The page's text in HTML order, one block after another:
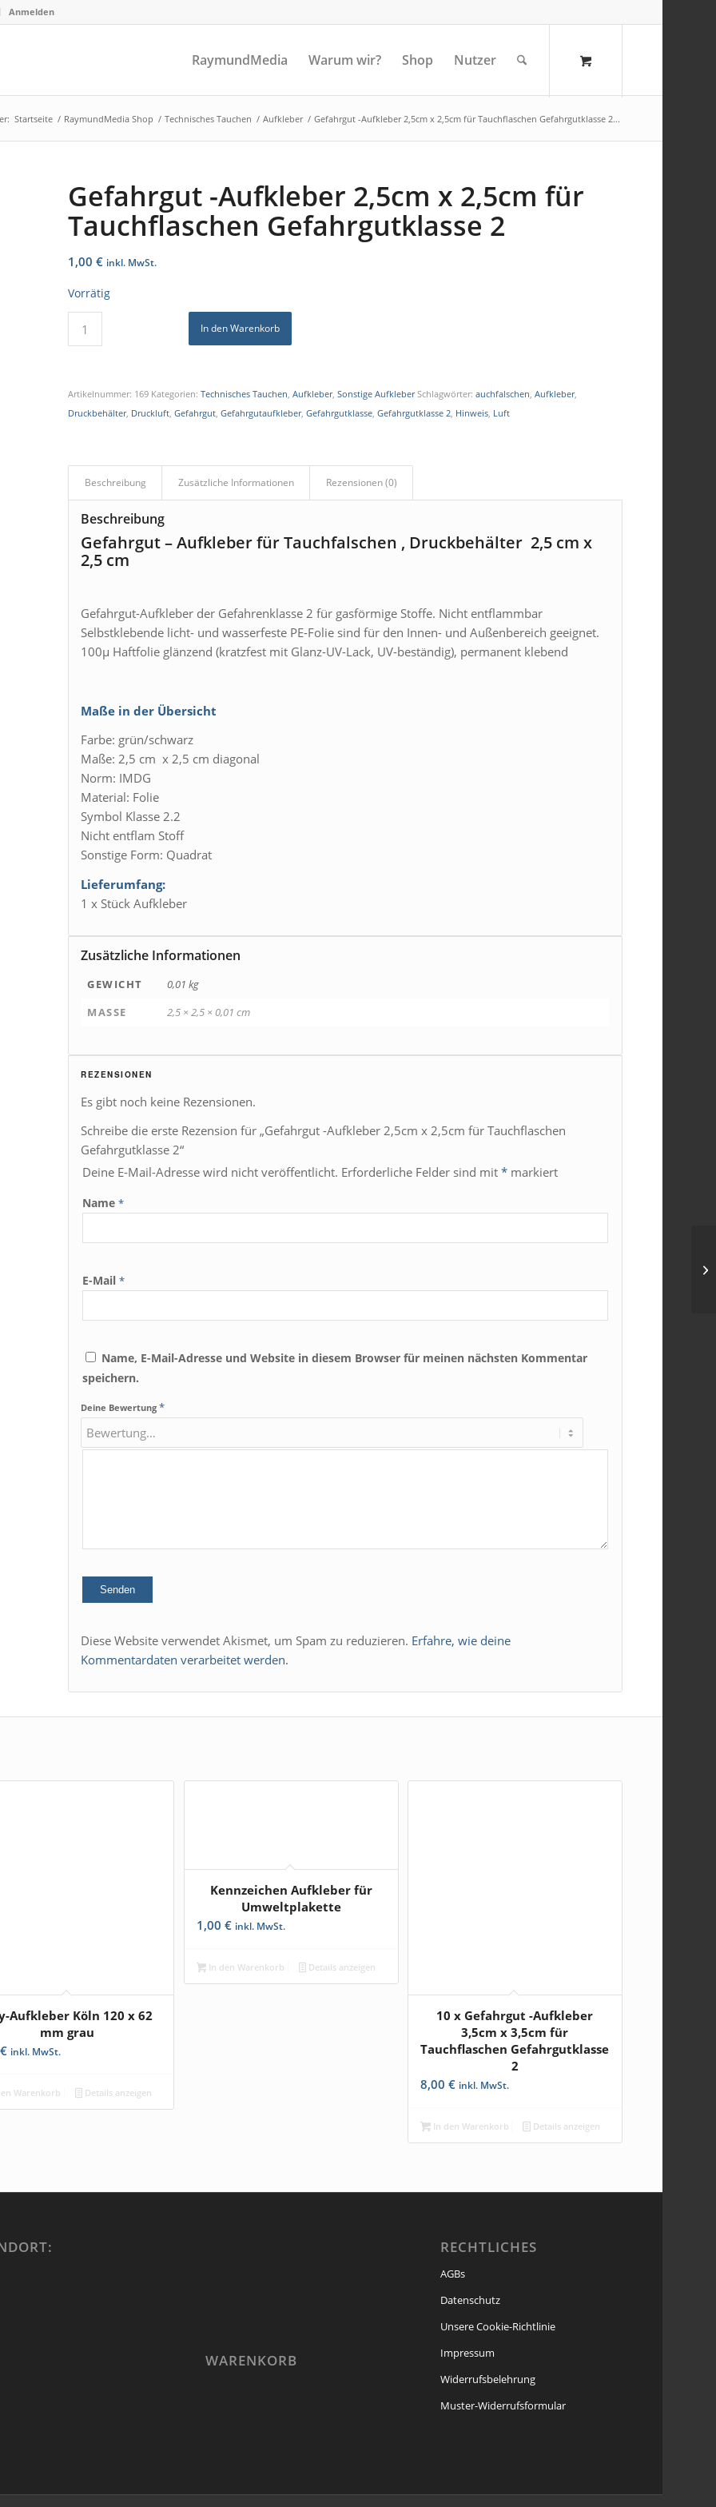
Anmelden
RaymundMedia Warum wir? Shop Nutzer
Startseite / RaymundMedia Shop / Technisches Tauchen / Aufkleber / Gefahrgut -Aufkleber 2,5cm x 2,5cm für Tauchflaschen Gefahrgutklasse 2...
Gefahrgut -Aufkleber 2,5cm x 2,5cm für
Tauchflaschen Gefahrgutklasse 2
1,00€ inkl. MwSt.
Vorrätig
In den Warenkorb
Artikelnummer: 169 Kategorien:Technisches Tauchen,Aufkleber,Sonstige Aufkleber Schlagwörter:auchfalschen,Aufkleber,
Druckbehälter, Druckluft,Gefahrgut,Gefahrgutaufkleber,Gefahrgutklasse,Gefahrgutklasse 2, Hinweis, Luft
Beschreibung Zusätzliche Informationen Rezensionen (0)
Beschreibung
Gefahrgut – Aufkleber für Tauchfalschen , Druckbehälter 2,5 cm x
2,5 cm
Gefahrgut-Aufkleber der Gefahrenklasse 2 für gasförmige Stoffe. Nicht entflammbar
Selbstklebende licht- und wasserfeste PE-Folie sind für den Innen- und Außenbereich geeignet.
100µ Haftfolie glänzend (kratzfest mit Glanz-UV-Lack, UV-beständig), permanent klebend
Maße in der Übersicht
Farbe: grün/schwarz
Maße: 2,5 cm x 2,5 cm diagonal
Norm: IMDG
Material: Folie
Symbol Klasse 2.2
Nicht entflam Stoff
Sonstige Form: Quadrat
Lieferumfang:
1 x Stück Aufkleber
Zusätzliche Informationen
GEWICHT
0,01 kg
MASSE
2,5 × 2,5 × 0,01 cm
REZENSIONEN
Es gibt noch keine Rezensionen.
Schreibe die erste Rezension für „Gefahrgut -Aufkleber 2,5cm x 2,5cm für Tauchflaschen
Gefahrgutklasse 2“
Deine E-Mail-Adresse wird nicht veröffentlicht. Erforderliche Felder sind mit* markiert
Name*
E-Mail*
Name, E-Mail-Adresse und Website in diesem Browser für meinen nächsten Kommentar
speichern.
Deine Bewertung*
Diese Website verwendet Akismet, um Spam zu reduzieren. Erfahre, wie deine
Kommentardaten verarbeitet werden.
Aufkleber Köln 120 x 62
mm grau
€ inkl. MwSt.
Warenkorb Details anzeigen
4.86
Kennzeichen Aufkleber für
Umweltplakette
1,00 € inkl. MwSt.
In den Warenkorb Details anzeigen
10 x Gefahrgut -Aufkleber
3,5cm x 3,5cm für
Tauchflaschen Gefahrgutklasse
2
8,00 € inkl. MwSt.
In den Warenkorb Details anzeigen
WARENKORB
RECHTLICHES
AGBs
Datenschutz
Unsere Cookie-Richtlinie
Impressum
Widerrufsbelehrung
Muster-Widerrufsformular